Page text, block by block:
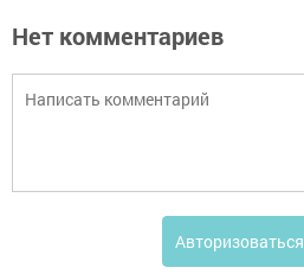
Нет комментариев
Авторизоваться